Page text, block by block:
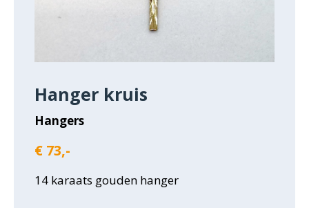
Hanger kruis
Hangers
€ 73,-
14 karaats gouden hanger